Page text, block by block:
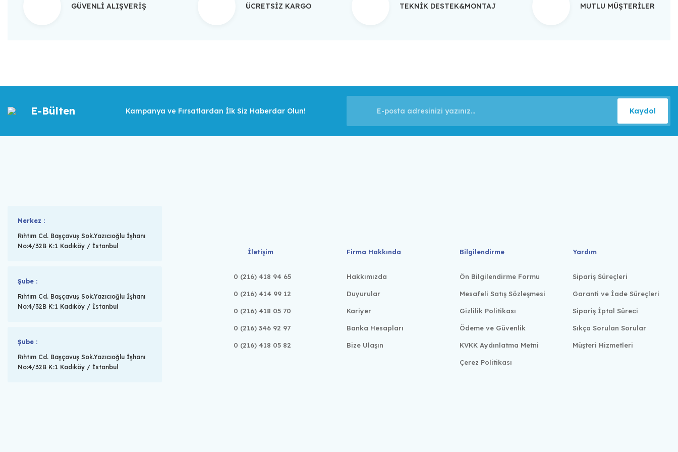
GÜVENLİ ALIŞVERİŞ ÜCRETSİZ KARGO TEKNİK DESTEK&MONTAJ MUTLU MÜŞTERİLER
E-Bülten Kampanya ve Fırsatlardan İlk Siz Haberdar Olun! Kaydol
Merkez :
Rıhtım Cd. Başçavuş Sok.Yazıcıoğlu İşhanı
No:4/32B K:1 Kadıköy / İstanbul
Şube :
Rıhtım Cd. Başçavuş Sok.Yazıcıoğlu İşhanı
No:4/32B K:1 Kadıköy / İstanbul
Şube :
Rıhtım Cd. Başçavuş Sok.Yazıcıoğlu İşhanı
No:4/32B K:1 Kadıköy / İstanbul
İletişim
0 (216) 418 94 65
0 (216) 414 99 12
0 (216) 418 05 70
0 (216) 346 92 97
0 (216) 418 05 82
Firma Hakkında
Hakkımızda
Duyurular
Kariyer
Banka Hesapları
Bize Ulaşın
Bilgilendirme
Ön Bilgilendirme Formu
Mesafeli Satış Sözleşmesi
Gizlilik Politikası
Ödeme ve Güvenlik
KVKK Aydınlatma Metni
Çerez Politikası
Yardım
Sipariş Süreçleri
Garanti ve İade Süreçleri
Sipariş İptal Süreci
Sıkça Sorulan Sorular
Müşteri Hizmetleri